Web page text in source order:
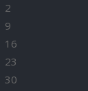
2
9
16
23
30